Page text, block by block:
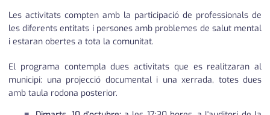
Les activitats compten amb la participació de professionals de
les diferents entitats i persones amb problemes de salut mental
i estaran obertes a tota la comunitat.
El programa contempla dues activitats que es realitzaran al
municipi: una projecció documental i una xerrada, totes dues
amb taula rodona posterior.